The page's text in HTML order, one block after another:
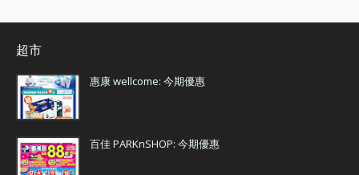
超市
惠康 wellcome: 今期優惠
百佳 PARKnSHOP: 今期優惠